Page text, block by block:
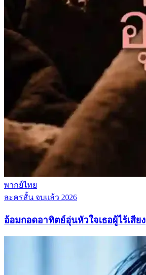
พากย์ไทย
ละครสั้น จบแล้ว 2026
อ้อมกอดอาทิตย์อุ่นหัวใจเธอผู้ไร้เสียง